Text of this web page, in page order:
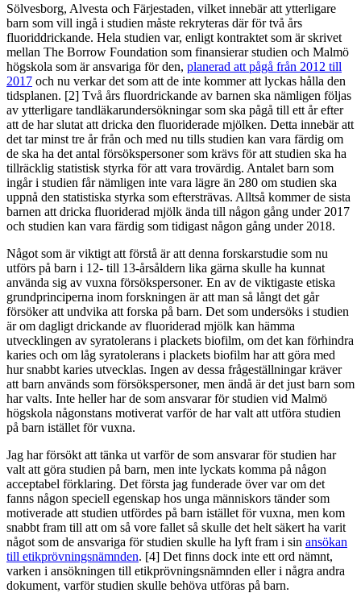
Sölvesborg, Alvesta och Färjestaden, vilket innebär att ytterligare
barn som vill ingå i studien måste rekryteras där för två års
fluoriddrickande. Hela studien var, enligt kontraktet som är skrivet
mellan The Borrow Foundation som finansierar studien och Malmö
högskola som är ansvariga för den, planerad att pågå från 2012 till
2017 och nu verkar det som att de inte kommer att lyckas hålla den
tidsplanen. [2] Två års fluordrickande av barnen ska nämligen följas
av ytterligare tandläkarundersökningar som ska pågå till ett år efter
att de har slutat att dricka den fluoriderade mjölken. Detta innebär att
det tar minst tre år från och med nu tills studien kan vara färdig om
de ska ha det antal försökspersoner som krävs för att studien ska ha
tillräcklig statistisk styrka för att vara trovärdig. Antalet barn som
ingår i studien får nämligen inte vara lägre än 280 om studien ska
uppnå den statistiska styrka som eftersträvas. Alltså kommer de sista
barnen att dricka fluoriderad mjölk ända till någon gång under 2017
och studien kan vara färdig som tidigast någon gång under 2018.
Något som är viktigt att förstå är att denna forskarstudie som nu
utförs på barn i 12- till 13-årsåldern lika gärna skulle ha kunnat
använda sig av vuxna försökspersoner. En av de viktigaste etiska
grundprinciperna inom forskningen är att man så långt det går
försöker att undvika att forska på barn. Det som undersöks i studien
är om dagligt drickande av fluoriderad mjölk kan hämma
utvecklingen av syratolerans i plackets biofilm, om det kan förhindra
karies och om låg syratolerans i plackets biofilm har att göra med
hur snabbt karies utvecklas. Ingen av dessa frågeställningar kräver
att barn används som försökspersoner, men ändå är det just barn som
har valts. Inte heller har de som ansvarar för studien vid Malmö
högskola någonstans motiverat varför de har valt att utföra studien
på barn istället för vuxna.
Jag har försökt att tänka ut varför de som ansvarar för studien har
valt att göra studien på barn, men inte lyckats komma på någon
acceptabel förklaring. Det första jag funderade över var om det
fanns någon speciell egenskap hos unga människors tänder som
motiverade att studien utfördes på barn istället för vuxna, men kom
snabbt fram till att om så vore fallet så skulle det helt säkert ha varit
något som de ansvariga för studien skulle ha lyft fram i sin ansökan
till etikprövningsnämnden. [4] Det finns dock inte ett ord nämnt,
varken i ansökningen till etikprövningsnämnden eller i några andra
dokument, varför studien skulle behöva utföras på barn.